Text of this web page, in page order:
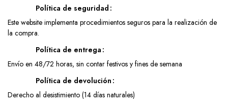
Política de seguridad
Este website implementa procedimientos seguros para la realización de
la compra.
Política de entrega
Envío en 48/72 horas, sin contar festivos y fines de semana
Política de devolución
Derecho al desistimiento (14 días naturales)